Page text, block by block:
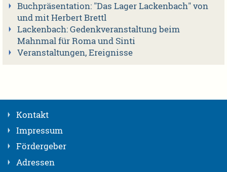
Buchpräsentation: "Das Lager Lackenbach" von
und mit Herbert Brettl
Lackenbach: Gedenkveranstaltung beim
Mahnmal für Roma und Sinti
Veranstaltungen, Ereignisse
Kontakt
Impressum
Fördergeber
Adressen